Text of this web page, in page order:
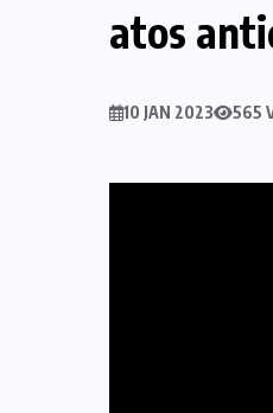
atos
10 JAN 2023 565